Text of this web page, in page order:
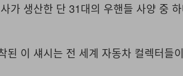
가 생산한 단 31대의 우핸들 사양 중
이 섀시는 전 세계 자동차 컬렉터들